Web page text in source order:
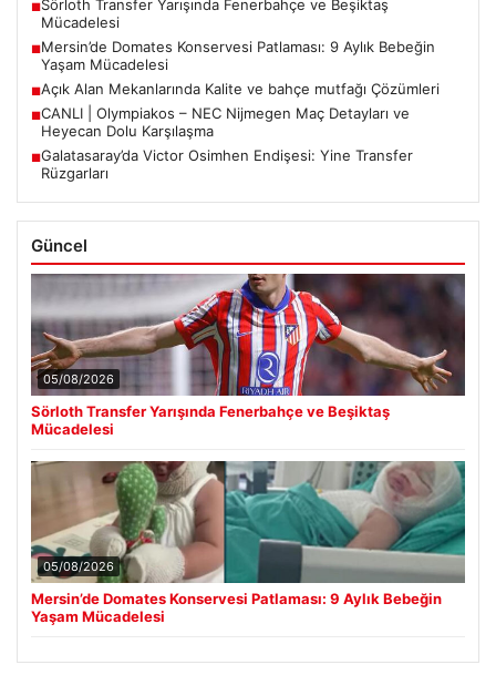
■Sörloth Transfer Yarışında Fenerbahçe ve Beşiktaş
Mücadelesi
■Mersin’de Domates Konservesi Patlaması: 9 Aylık Bebeğin
Yaşam Mücadelesi
■Açık Alan Mekanlarında Kalite ve bahçe mutfağı Çözümleri
■CANLI | Olympiakos – NEC Nijmegen Maç Detayları ve
Heyecan Dolu Karşılaşma
■Galatasaray’da Victor Osimhen Endişesi: Yine Transfer
Rüzgarları
Güncel
05/08/2026
Sörloth Transfer Yarışında Fenerbahçe ve Beşiktaş
Mücadelesi
05/08/2026
Mersin’de Domates Konservesi Patlaması: 9 Aylık Bebeğin
Yaşam Mücadelesi